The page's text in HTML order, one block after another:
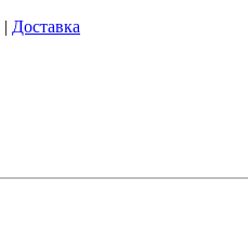
| Доставка